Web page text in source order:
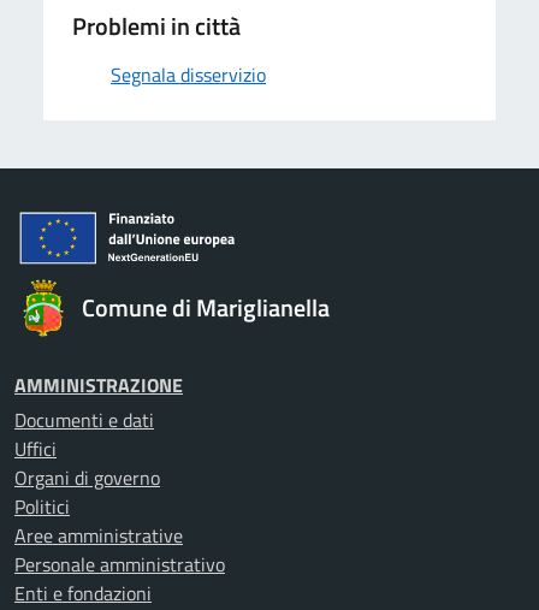
Problemi in città
Segnala disservizio
Comune di Mariglianella
AMMINISTRAZIONE
Documenti e dati
Uffici
Organi di governo
Politici
Aree amministrative
Personale amministrativo
Enti e fondazioni